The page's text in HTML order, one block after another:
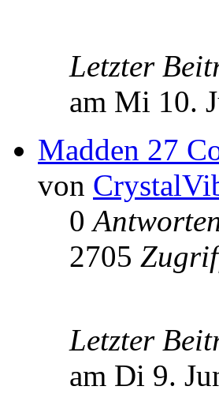
Letzter
am Mi 10.
Madden 27
von
0
2705
Letzter
am Di 9.